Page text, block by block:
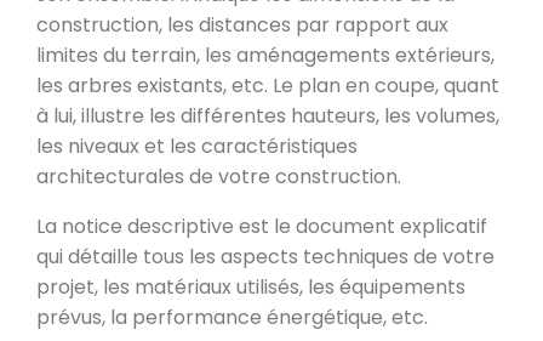
construction, les distances par rapport aux
limites du terrain, les aménagements extérieurs,
les arbres existants, etc. Le plan en coupe, quant
à lui, illustre les différentes hauteurs, les volumes,
les niveaux et les caractéristiques
architecturales de votre construction.
La notice descriptive est le document explicatif
qui détaille tous les aspects techniques de votre
projet, les matériaux utilisés, les équipements
prévus, la performance énergétique, etc.